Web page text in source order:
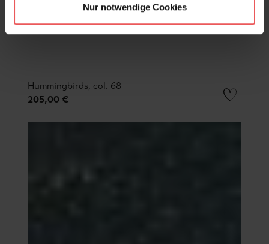
Nur notwendige Cookies
Hummingbirds, col. 68
205,00 €